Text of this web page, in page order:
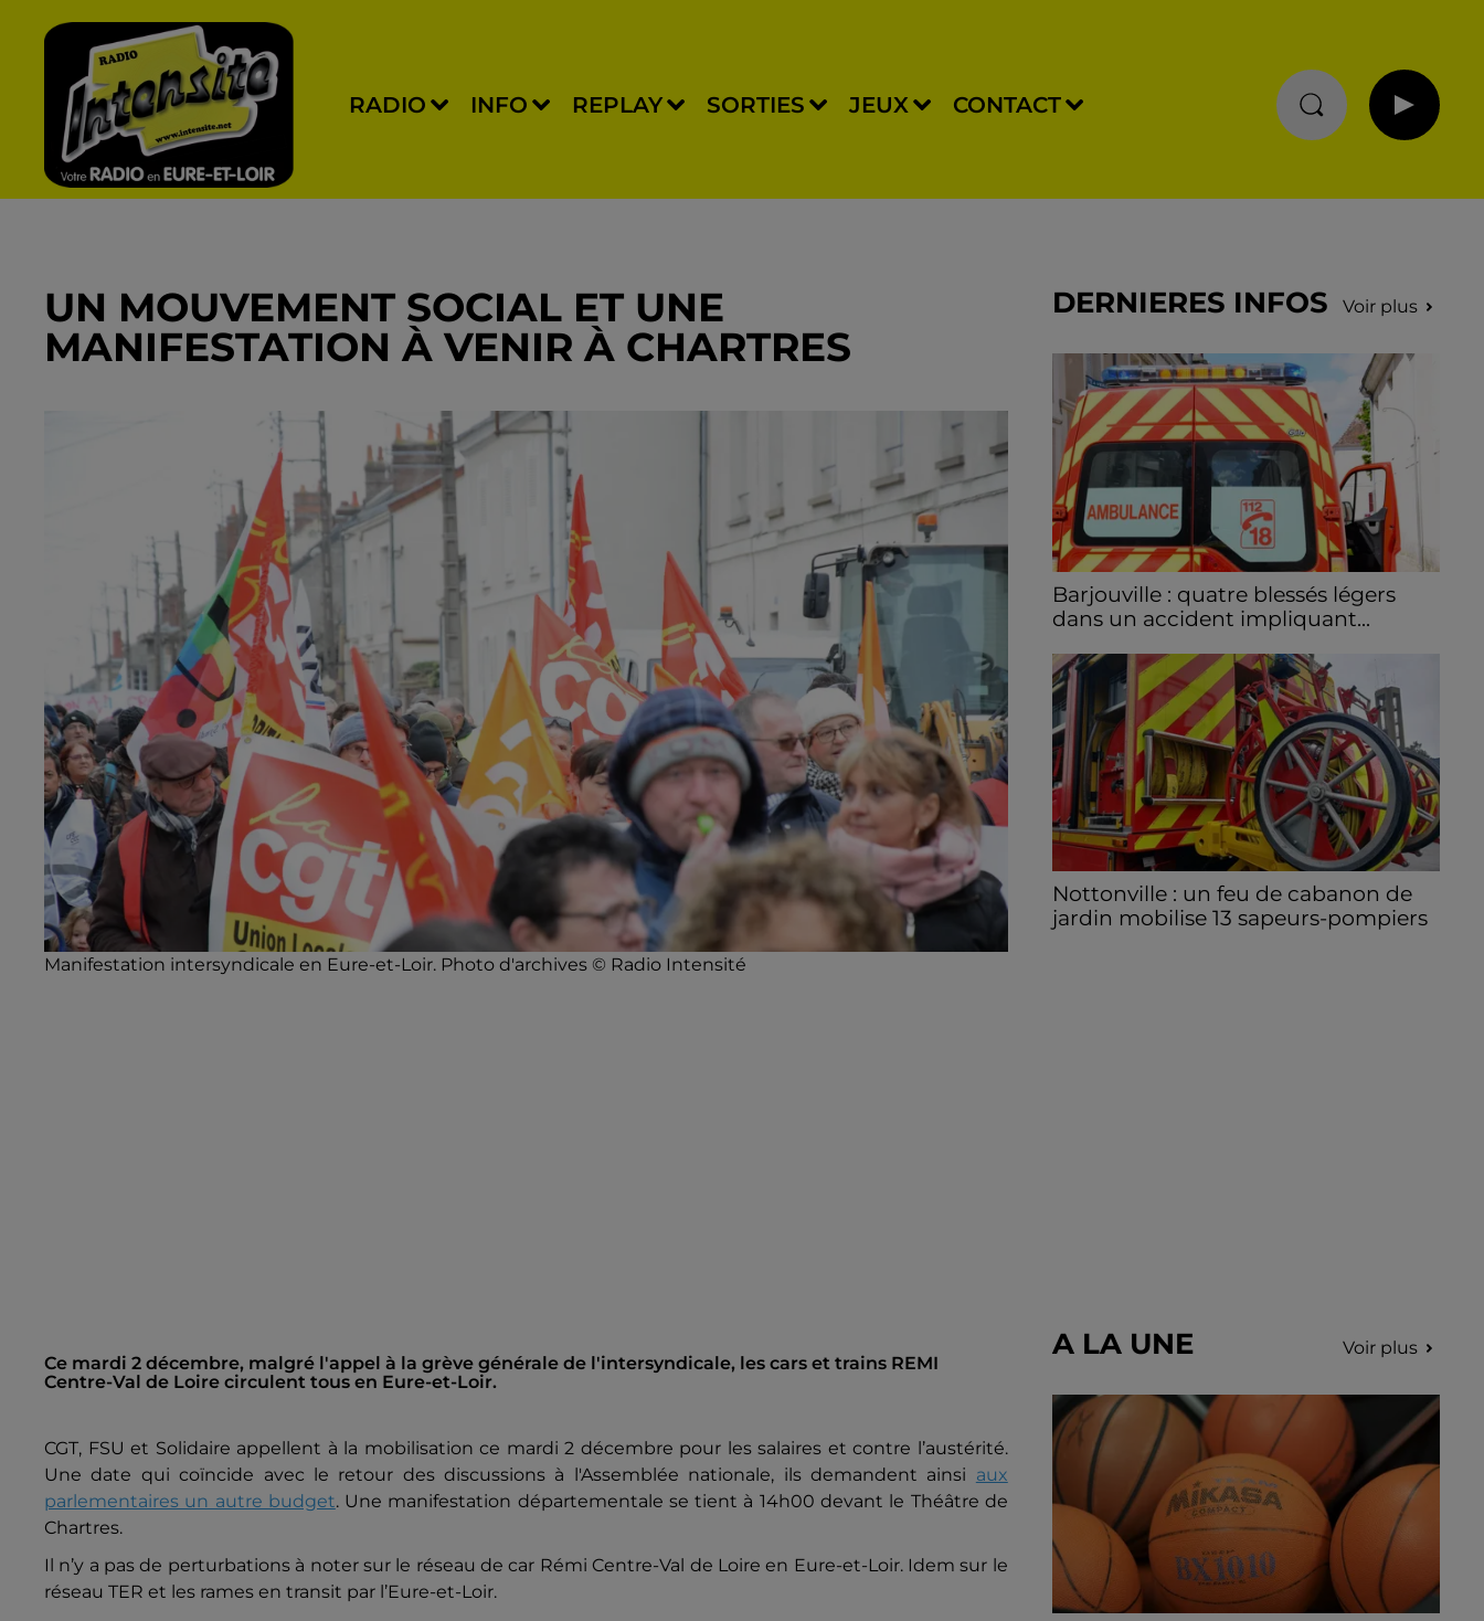
RADIO INFO REPLAY SORTIES JEUX CONTACT
UN MOUVEMENT SOCIAL ET UNE
MANIFESTATION À VENIR À CHARTRES
Manifestation intersyndicale en Eure-et-Loir. Photo d'archives © Radio Intensité
Ce mardi 2 décembre, malgré l'appel à la grève générale de l'intersyndicale, les cars et trains REMI
Centre-Val de Loire circulent tous en Eure-et-Loir.
CGT, FSU et Solidaire appellent à la mobilisation ce mardi 2 décembre pour les salaires et contre l’austérité.
Une date qui coïncide avec le retour des discussions à l'Assemblée nationale, ils demandent ainsi aux
parlementaires un autre budget. Une manifestation départementale se tient à 14h00 devant le Théâtre de
Chartres.
Il n’y a pas de perturbations à noter sur le réseau de car Rémi Centre-Val de Loire en Eure-et-Loir. Idem sur le
réseau TER et les rames en transit par l’Eure-et-Loir.
DERNIERES INFOS Voir plus
Barjouville : quatre blessés légers
dans un accident impliquant...
samedi après-midi sur la D910 à hauteur de
Barjouville à la suite d'une collision entre
trois véhicules. Quatre...
Nottonville : un feu de cabanon de
jardin mobilise 13 sapeurs-pompiers
A LA UNE Voir plus